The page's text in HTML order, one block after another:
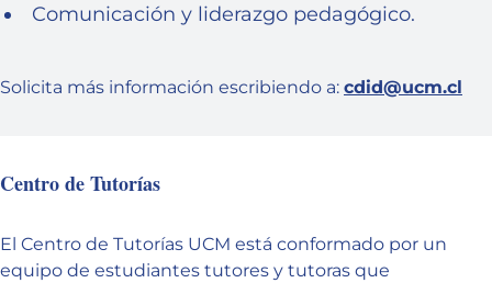
Comunicación y liderazgo pedagógico.
Solicita más información escribiendo a: cdid@ucm.cl
Centro de Tutorías
El Centro de Tutorías UCM está conformado por un
equipo de estudiantes tutores y tutoras que